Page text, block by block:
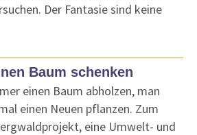
Der Fantasie sind keine
Baum schenken
einen Baum abholzen, man
einen Neuen pflanzen. Zum
eine Umwelt- und